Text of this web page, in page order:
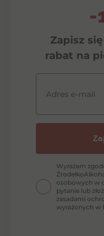
-
Zapisz
rabat na
Adres e-mail
Wyrażam
osobowych w
pytanie lub
zasadami
wyrażonych w